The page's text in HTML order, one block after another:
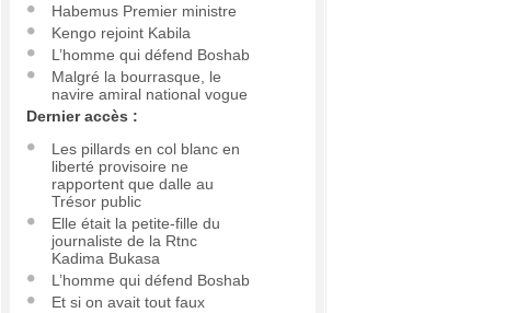
Habemus Premier ministre
Kengo rejoint Kabila
L’homme qui défend Boshab
Malgré la bourrasque, le
navire amiral national vogue
Dernier accès :
Les pillards en col blanc en
liberté provisoire ne
rapportent que dalle au
Trésor public
Elle était la petite-fille du
journaliste de la Rtnc
Kadima Bukasa
L’homme qui défend Boshab
Et si on avait tout faux